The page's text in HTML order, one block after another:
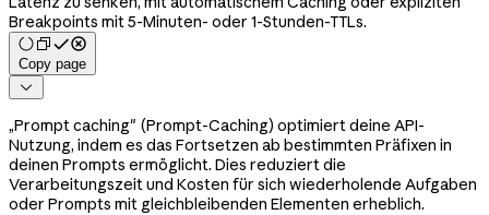
Breakpoints mit 5-Minuten- oder 1-Stunden-TTLs.
Copy page

„Prompt caching" (Prompt-Caching) optimiert deine API-
Nutzung, indem es das Fortsetzen ab bestimmten Präfixen in
deinen Prompts ermöglicht. Dies reduziert die
Verarbeitungszeit und Kosten für sich wiederholende Aufgaben
oder Prompts mit gleichbleibenden Elementen erheblich.